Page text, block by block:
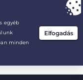
years at $